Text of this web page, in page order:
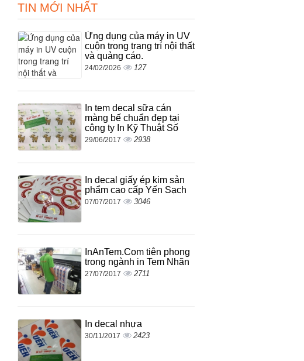
TIN MỚI NHẤT
Ứng dụng của máy in UV
cuộn trong trang trí nội thất
và quảng cáo.
24/02/2026 127
In tem decal sữa cán
màng bế chuẩn đẹp tại
công ty In Kỹ Thuật Số
29/06/2017 2938
In decal giấy ép kim sản
phẩm cao cấp Yến Sạch
07/07/2017 3046
InAnTem.Com tiên phong
trong ngành in Tem Nhãn
27/07/2017 2711
In decal nhựa
30/11/2017 2423